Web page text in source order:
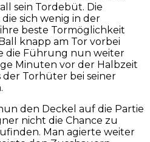
sein Tordebüt. Die
sich wenig in der
beste Tormöglichkeit
knapp am Tor vorbei
die Führung nun weiter
Minuten vor der Halbzeit
Torhüter bei seiner
den Deckel auf die Partie
nicht die Chance zu
Man agierte weiter